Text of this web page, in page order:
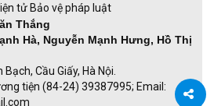
tử Bảo vệ pháp luật
Thắng
Hà, Nguyễn Mạnh Hưng, Hồ Thị
Cầu Giấy, Hà Nội.
tiện (84-24) 39387995; Email: